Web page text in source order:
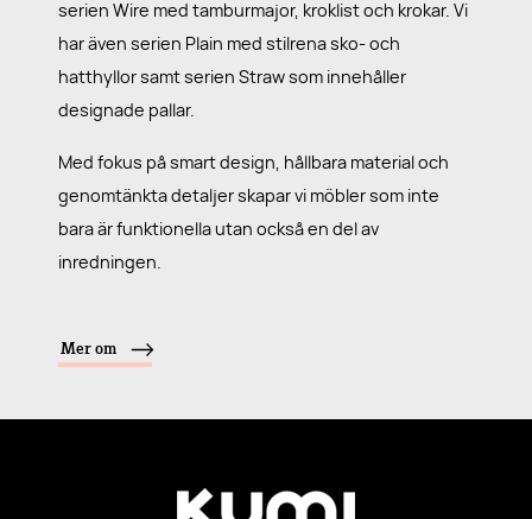
serien Wire med tamburmajor, kroklist och krokar. Vi
har även serien Plain med stilrena sko- och
hatthyllor samt serien Straw som innehåller
designade pallar.
Med fokus på smart design, hållbara material och
genomtänkta detaljer skapar vi möbler som inte
bara är funktionella utan också en del av
inredningen.
Mer om